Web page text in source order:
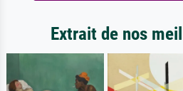
Extrait de nos